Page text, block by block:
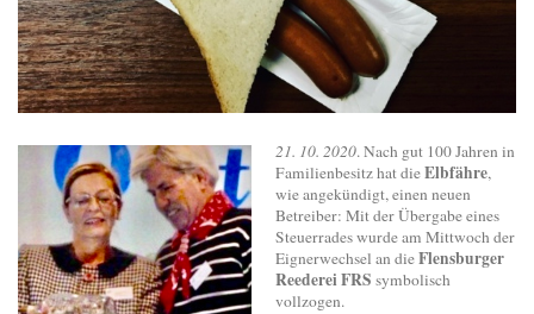
21. 10. 2020. Nach gut 100 Jahren in
Familienbesitz hat dieElbfähre,
wie angekündigt, einen neuen
Betreiber: Mit der Übergabe eines
Steuerrades wurde am Mittwoch der
Eignerwechsel an dieFlensburger
Reederei FRS symbolisch
vollzogen.